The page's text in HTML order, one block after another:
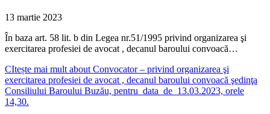
13 martie 2023
În baza art. 58 lit. b din Legea nr.51/1995 privind organizarea şi
exercitarea profesiei de avocat , decanul baroului convoacă…
CItește mai mult about Convocator – privind organizarea şi
exercitarea profesiei de avocat , decanul baroului convoacă şedinţa
Consiliului Baroului Buzău, pentru data de 13.03.2023, orele
14,30.